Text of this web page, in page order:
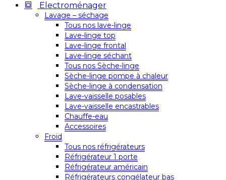
Electroménager
Lavage – séchage
Tous nos lave-linge
Lave-linge top
Lave-linge frontal
Lave-linge séchant
Tous nos Sèche-linge
Sèche-linge pompe à chaleur
Sèche-linge à condensation
Lave-vaisselle posables
Lave-vaisselle encastrables
Chauffe-eau
Accessoires
Froid
Tous nos réfrigérateurs
Réfrigérateur 1 porte
Réfrigérateur américain
Réfrigérateurs congélateur bas